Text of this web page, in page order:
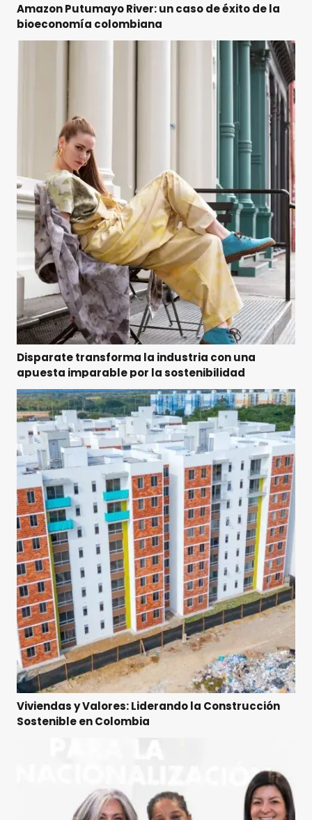
Amazon Putumayo River: un caso de éxito de la
bioeconomía colombiana
Disparate transforma la industria con una
apuesta imparable por la sostenibilidad
Viviendas y Valores: Liderando la Construcción
Sostenible en Colombia